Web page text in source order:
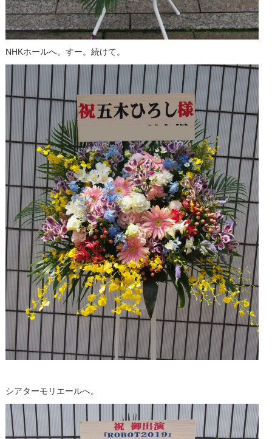
NHKホールへ。すー。続けて。
シアターモリエールへ。